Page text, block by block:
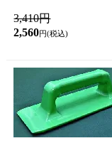
3,410円
2,560円(税込)